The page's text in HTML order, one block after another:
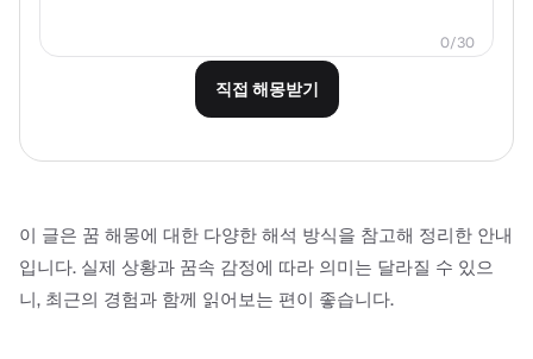
0/30
직접 해몽받기
이 글은 꿈 해몽에 대한 다양한 해석 방식을 참고해 정리한 안내
입니다. 실제 상황과 꿈속 감정에 따라 의미는 달라질 수 있으
니, 최근의 경험과 함께 읽어보는 편이 좋습니다.